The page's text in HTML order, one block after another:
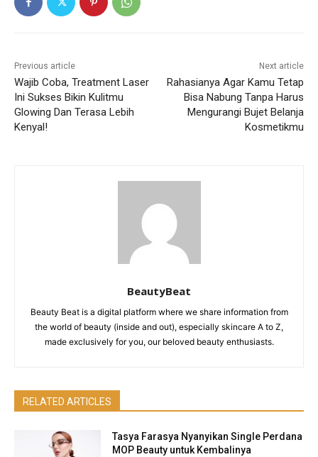
Previous article
Wajib Coba, Treatment Laser
Ini Sukses Bikin Kulitmu
Glowing Dan Terasa Lebih
Kenyal!
Next article
Rahasianya Agar Kamu Tetap
Bisa Nabung Tanpa Harus
Mengurangi Bujet Belanja
Kosmetikmu
BeautyBeat
Beauty Beat is a digital platform where we share information from
the world of beauty (inside and out), especially skincare A to Z,
made exclusively for you, our beloved beauty enthusiasts.
RELATED ARTICLES
Tasya Farasya Nyanyikan Single Perdana
MOP Beauty untuk Kembalinya